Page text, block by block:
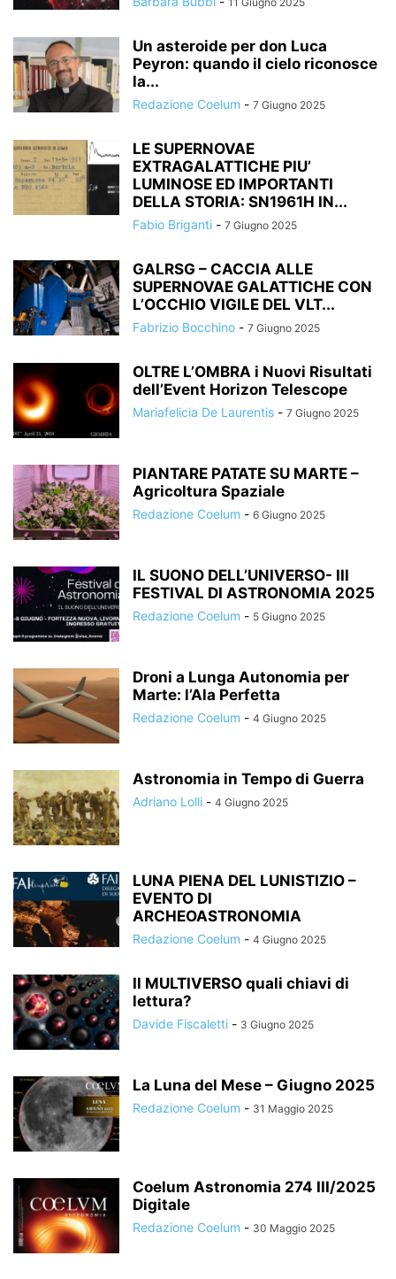
Un asteroide per don Luca
Peyron: quando il cielo riconosce
la...
Redazione Coelum - 7 Giugno 2025
LE SUPERNOVAE
EXTRAGALATTICHE PIU’
LUMINOSE ED IMPORTANTI
DELLA STORIA: SN1961H IN...
Fabio Briganti - 7 Giugno 2025
GALRSG – CACCIA ALLE
SUPERNOVAE GALATTICHE CON
L’OCCHIO VIGILE DEL VLT...
Fabrizio Bocchino - 7 Giugno 2025
OLTRE L’OMBRA i Nuovi Risultati
dell’Event Horizon Telescope
Mariafelicia De Laurentis - 7 Giugno 2025
PIANTARE PATATE SU MARTE –
Agricoltura Spaziale
Redazione Coelum - 6 Giugno 2025
IL SUONO DELL’UNIVERSO- III
FESTIVAL DI ASTRONOMIA 2025
Redazione Coelum - 5 Giugno 2025
Droni a Lunga Autonomia per
Marte: l’Ala Perfetta
Redazione Coelum - 4 Giugno 2025
Astronomia in Tempo di Guerra
Adriano Lolli - 4 Giugno 2025
LUNA PIENA DEL LUNISTIZIO –
EVENTO DI
ARCHEOASTRONOMIA
Redazione Coelum - 4 Giugno 2025
Il MULTIVERSO quali chiavi di
lettura?
Davide Fiscaletti - 3 Giugno 2025
La Luna del Mese – Giugno 2025
Redazione Coelum - 31 Maggio 2025
Coelum Astronomia 274 III/2025
Digitale
Redazione Coelum - 30 Maggio 2025